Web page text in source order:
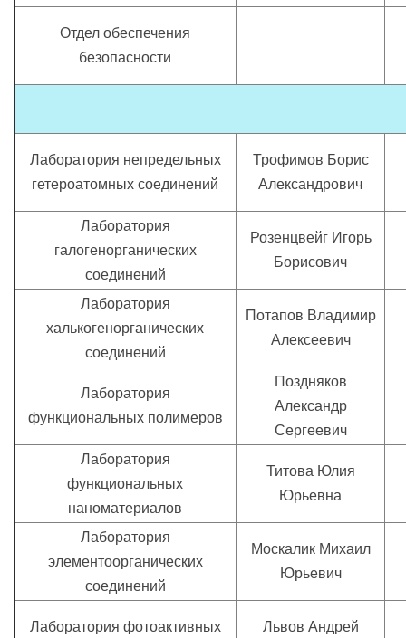
Отдел обеспечения
безопасности
Лаборатория непредельных
гетероатомных соединений
Трофимов Борис
Александрович
Лаборатория
галогенорганических
соединений
Розенцвейг Игорь
Борисович
Лаборатория
халькогенорганических
соединений
Потапов Владимир
Алексеевич
Лаборатория
функциональных полимеров
Поздняков
Александр
Сергеевич
Лаборатория
функциональных
наноматериалов
Титова Юлия
Юрьевна
Лаборатория
элементоорганических
соединений
Москалик Михаил
Юрьевич
Лаборатория фотоактивных
Львов Андрей